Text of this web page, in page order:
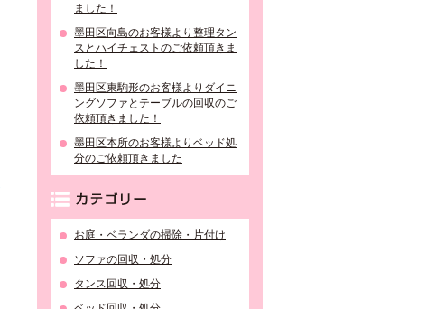
ました！
墨田区向島のお客様より整理タン
スとハイチェストのご依頼頂きま
した！
墨田区東駒形のお客様よりダイニ
ングソファとテーブルの回収のご
依頼頂きました！
墨田区本所のお客様よりベッド処
分のご依頼頂きました
お庭・ベランダの掃除・片付け
ソファの回収・処分
タンス回収・処分